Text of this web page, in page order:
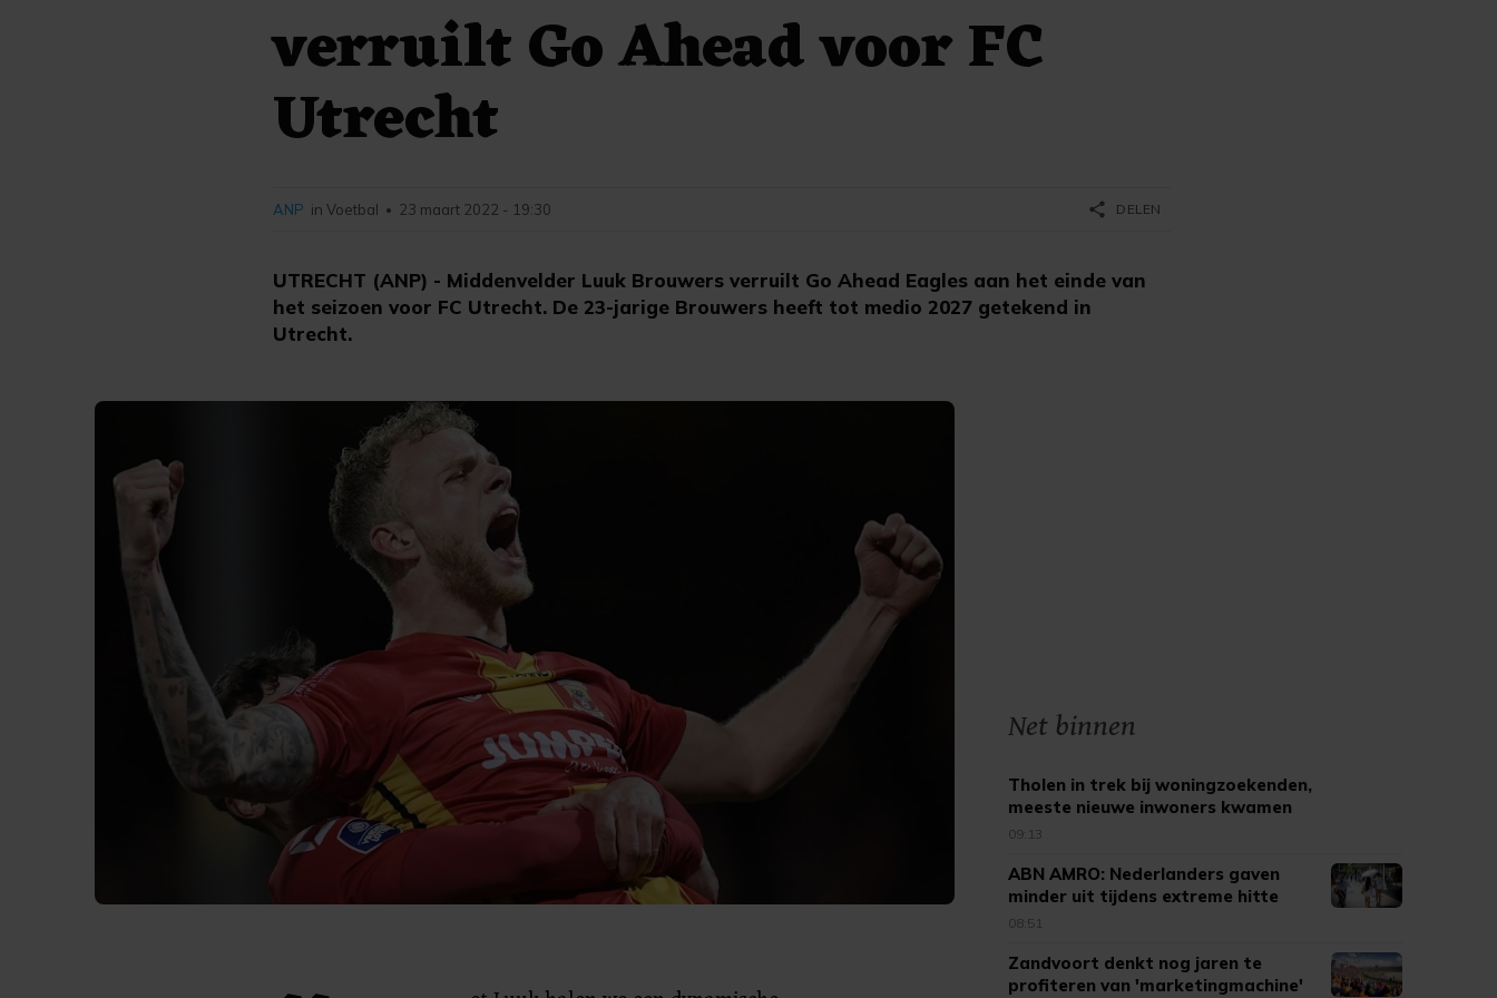
verruilt Go Ahead voor FC
Utrecht
UTRECHT (ANP) - Middenvelder Luuk Brouwers verruilt Go Ahead Eagles aan het einde van
het seizoen voor FC Utrecht. De 23-jarige Brouwers heeft tot medio 2027 getekend in
Utrecht.
ANP in Voetbal • 23 maart 2022 - 19:30 share DELEN
Net binnen
Tholen in trek bij woningzoekenden,
meeste nieuwe inwoners kwamen
uit Bergen op Zoom
09:13
ABN AMRO: Nederlanders gaven
minder uit tijdens extreme hitte
08:51
Zandvoort denkt nog jaren te
profiteren van 'marketingmachine'